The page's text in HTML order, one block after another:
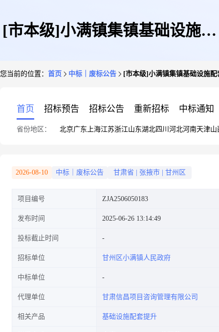
[市本级]小满镇集镇基础设施配
您当前的位置： 首页 中标｜废标公告 [市本级]小满镇集镇基础设施
首页 招标预告 招标公告 重新招标 中标通知
省份地区： 北京广东 上海江苏浙江山东湖北四川 河北河南天津山
2026-08-10 中标｜废标公告 甘肃省 张掖市 甘州区
项目编号 ZJA2506050183
发布时间 2025-06-26 13:14:49
投标截止时间
招标单位 甘州区小满镇人民政府
中标单位
代理单位 甘肃信昌项目咨询管理有限公司
相关产品 基础设施配套提升